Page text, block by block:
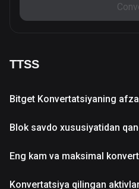
TTSS
Bitget Konvertatsiyaning
Blok savdo xususiyatidan
Eng kam va maksimal
Konvertatsiya qilingan